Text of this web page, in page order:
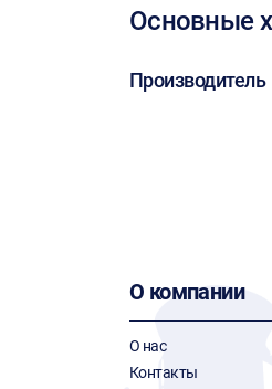
Основные
Производитель
О компании
О нас
Контакты